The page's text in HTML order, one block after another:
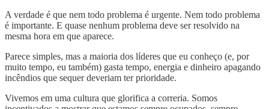
A verdade é que nem todo problema é urgente. Nem todo problema
é importante. E quase nenhum problema deve ser resolvido na
mesma hora em que aparece.
Parece simples, mas a maioria dos líderes que eu conheço (e, por
muito tempo, eu também) gasta tempo, energia e dinheiro apagando
incêndios que sequer deveriam ter prioridade.
Vivemos em uma cultura que glorifica a correria. Somos